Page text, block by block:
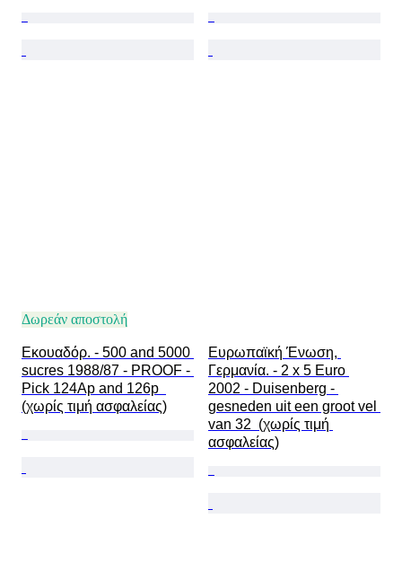
Δωρεάν αποστολή
Εκουαδόρ. - 500 and 5000
sucres 1988/87 - PROOF -
Pick 124Ap and 126p
(χωρίς τιμή ασφαλείας)
Ευρωπαϊκή Ένωση,
Γερμανία. - 2 x 5 Euro
2002 - Duisenberg -
gesneden uit een groot vel
van 32  (χωρίς τιμή
ασφαλείας)